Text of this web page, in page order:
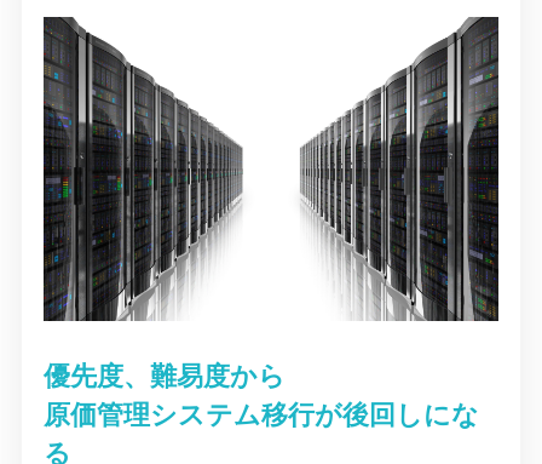
優先度、難易度から
原価管理システム移行が後回しにな
る